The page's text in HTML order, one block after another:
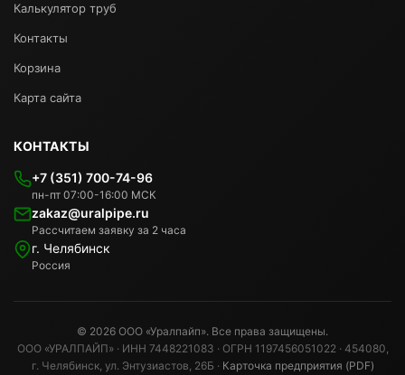
Калькулятор труб
Контакты
Корзина
Карта сайта
КОНТАКТЫ
+7 (351) 700-74-96
пн-пт 07:00-16:00 МСК
zakaz@uralpipe.ru
Рассчитаем заявку за 2 часа
г. Челябинск
Россия
© 2026 ООО «Уралпайп». Все права защищены.
ООО «УРАЛПАЙП» · ИНН 7448221083 · ОГРН 1197456051022 · 454080,
г. Челябинск, ул. Энтузиастов, 26Б · Карточка предприятия (PDF)